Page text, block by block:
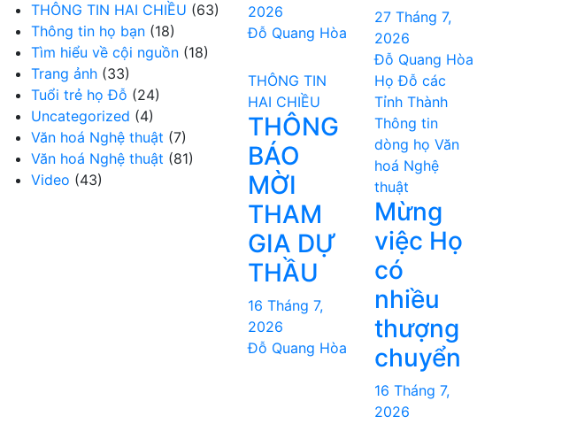
THÔNG TIN HAI CHIỀU (63)
Thông tin họ bạn (18)
Tìm hiểu về cội nguồn (18)
Trang ảnh (33)
Tuổi trẻ họ Đỗ (24)
Uncategorized (4)
Văn hoá Nghệ thuật (7)
Văn hoá Nghệ thuật (81)
Video (43)
2026
Đỗ Quang Hòa
27 Tháng 7,
2026
Đỗ Quang Hòa
THÔNG TIN
HAI CHIỀU
THÔNG
BÁO
MỜI
THAM
GIA DỰ
THẦU
16 Tháng 7,
2026
Đỗ Quang Hòa
Họ Đỗ các
Tỉnh Thành
Thông tin
dòng họ Văn
hoá Nghệ
thuật
Mừng
việc Họ
có
nhiều
thượng
chuyển
16 Tháng 7,
2026